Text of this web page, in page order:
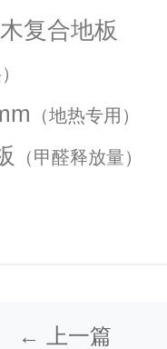
复合地板
（地热专用）
（甲醛释放量）
← 上一篇